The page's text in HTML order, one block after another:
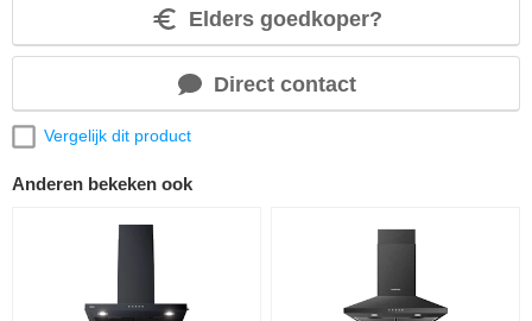
Elders goedkoper?
Direct contact
Vergelijk dit product
Anderen bekeken ook